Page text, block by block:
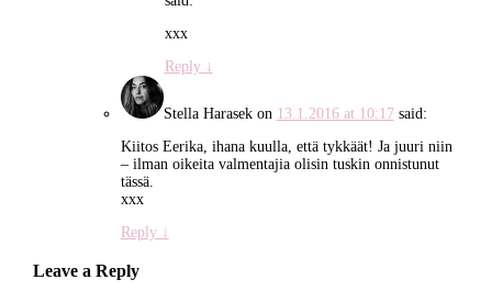
xxx
Reply ↓
Stella Harasekon 13.1.2016 at 10:17 said:
Kiitos Eerika, ihana kuulla, että tykkäät! Ja juuri niin
– ilman oikeita valmentajia olisin tuskin onnistunut
tässä.
xxx
Reply ↓
Leave a Reply